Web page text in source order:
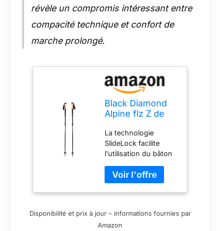
révèle un compromis intéressant entre
compacité technique et confort de
marche prolongé.
Black Diamond
Alpine flz Z de
Randonnée
La technologie
SlideLock facilite
l'utilisation du bâton
des brins Tenue des
jonctions et
robustesse
en liège naturel avec
pommeau bi-densité
Disponibilité et prix à jour – informations fournies par
Amazon